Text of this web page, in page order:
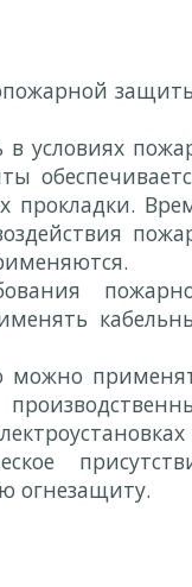
условиях
прокладки.
можно
огнезащиту.